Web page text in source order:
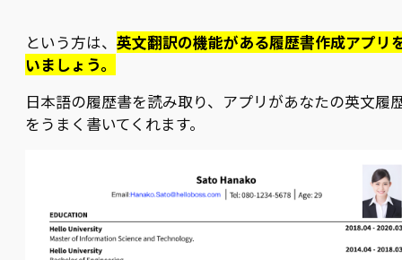
という方は、 英文翻訳の機能がある履歴書作成アプリ
いましょう。
日本語の履歴書を読み取り、アプリがあなたの英文履
をうまく書いてくれます。